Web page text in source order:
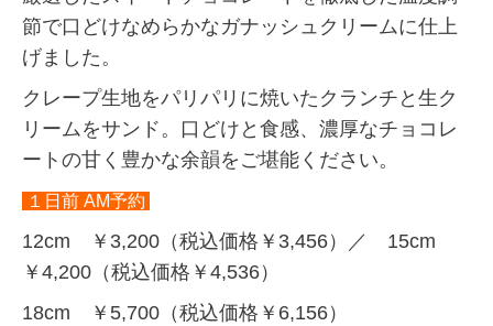
節で口どけなめらかなガナッシュクリームに仕上
げました。
クレープ生地をパリパリに焼いたクランチと生ク
リームをサンド。口どけと食感、濃厚なチョコレ
ートの甘く豊かな余韻をご堪能ください。
１日前 AM予約
12cm ￥3,200（税込価格￥3,456）／ 15cm
￥4,200（税込価格￥4,536）
18cm ￥5,700（税込価格￥6,156）